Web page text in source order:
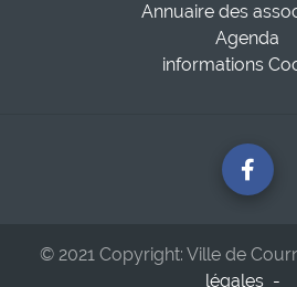
Annuaire des
Agenda
informations
© 2021 Copyright: Ville de
légales -